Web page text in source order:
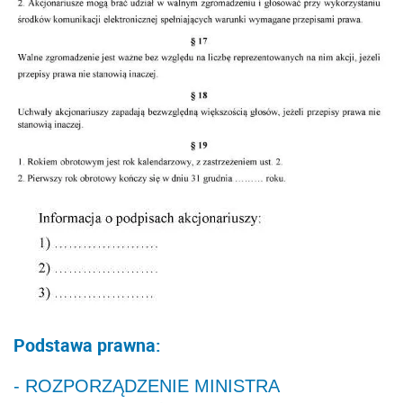
Podstawa prawna:
- ROZPORZĄDZENIE MINISTRA